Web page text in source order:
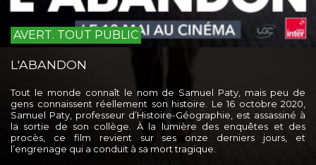
AVERT. TOUT PUBLIC
L'ABANDON
Tout le monde connaît le nom de Samuel Paty, mais peu de
gens connaissent réellement son histoire. Le 16 octobre 2020,
Samuel Paty, professeur d’Histoire-Géographie, est assassiné à
la sortie de son collège. À la lumière des enquêtes et des
procès, ce film revient sur ses onze derniers jours, et
l’engrenage qui a conduit à sa mort tragique.